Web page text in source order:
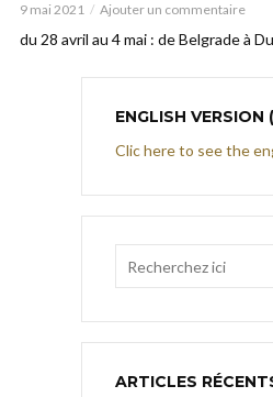
9 mai 2021 Ajouter un commentaire
du 28 avril au 4 mai : de Belgrade à
ENGLISH VERSION
Clic here to see the
ARTICLES